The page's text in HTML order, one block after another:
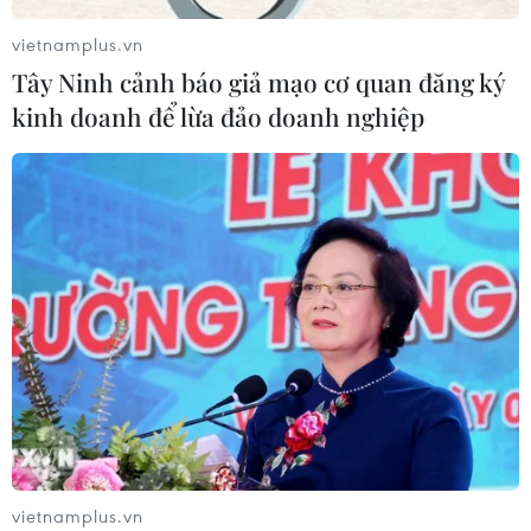
ASEAN Cup
03/08/2026 15:39
ASEAN Cup 2026: Tuyển Việt Nam
bước vào thử thách lớn nhất
Xem trực tiếp Indonesia-Việt Nam tại
ASEAN Cup 2026 trên kênh nào?
03/08/2026 09:21
Đội tuyển Việt Nam đặt mục
tiêu 3 điểm, cảnh báo Indonesia
vietnamplus.vn
Tây Ninh cảnh báo giả mạo cơ quan đăng ký
kinh doanh để lừa đảo doanh nghiệp
vietnamplus.vn